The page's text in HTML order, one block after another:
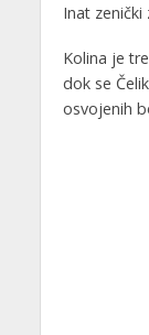
Inat zenički
Kolina je
dok se
osvojenih